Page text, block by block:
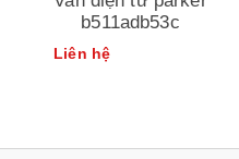
b511adb53c
Liên hệ